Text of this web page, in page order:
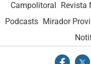
Campolitoral Revista
Podcasts Mirador